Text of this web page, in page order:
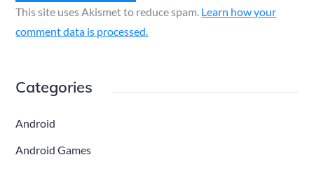
This site uses Akismet to reduce spam. Learn how your
comment data is processed.
Categories
Android
Android Games